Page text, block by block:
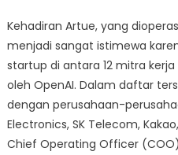
Kehadiran Artue, yang
menjadi sangat istimewa
startup di antara 12 mitra
oleh OpenAI. Dalam daftar
dengan perusahaan-
Electronics, SK Telecom,
Chief Operating Officer